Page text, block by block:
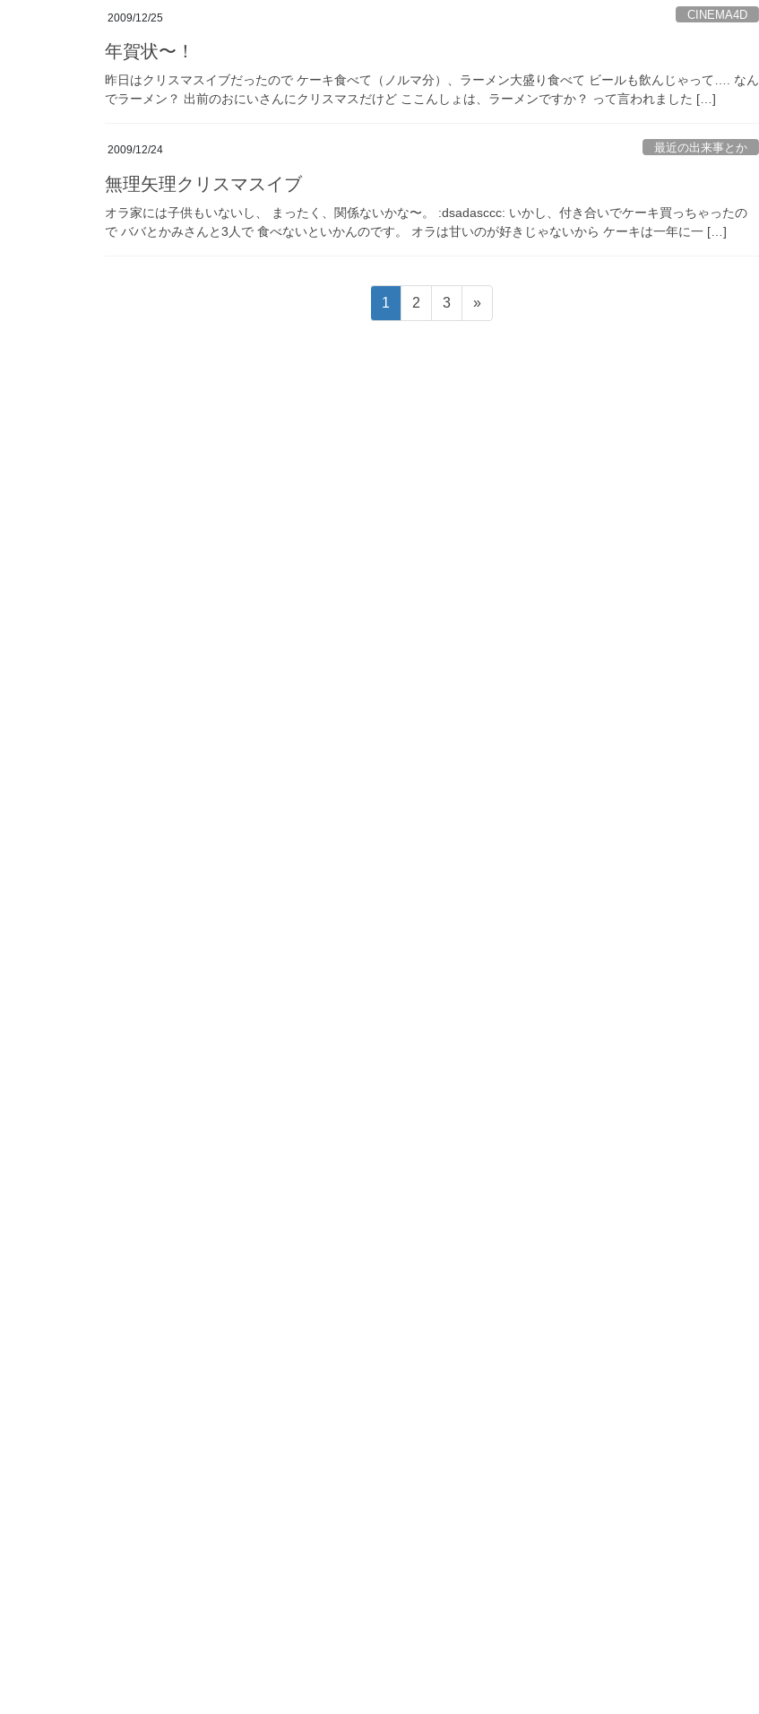
2009/12/25 CINEMA4D
年賀状〜！
昨日はクリスマスイブだったので ケーキ食べて（ノルマ分）、ラーメン大盛り食べて ビールも飲んじゃって…. なん
でラーメン？ 出前のおにいさんにクリスマスだけど ここんしょは、ラーメンですか？ って言われました […]
2009/12/24 最近の出来事とか
無理矢理クリスマスイブ
オラ家には子供もいないし、 まったく、関係ないかな〜。 :dsadasccc: いかし、付き合いでケーキ買っちゃったの
で ババとかみさんと3人で 食べないといかんのです。 オラは甘いのが好きじゃないから ケーキは一年に一 […]
固
定
1
固
定
2
固
定
3 »